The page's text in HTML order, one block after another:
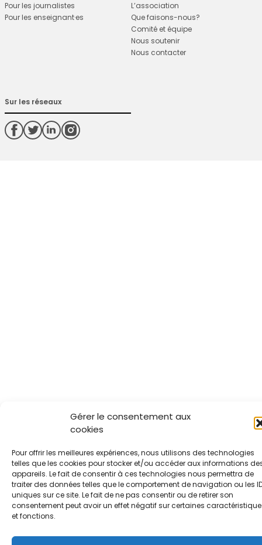
Gérer le consentement aux
cookies
Pour offrir les meilleures expériences, nous utilisons des technologies
telles que les cookies pour stocker et/ou accéder aux informations
appareils. Le fait de consentir à ces technologies nous permettra de
traiter des données telles que le comportement de navigation ou les
uniques sur ce site. Le fait de ne pas consentir ou de retirer son
consentement peut avoir un effet négatif sur certaines
et fonctions.
Pour les journalistes
Pour les enseignant·es
L’association
Que faisons-nous?
Comité et équipe
Nous soutenir
Nous contacter
Sur les réseaux